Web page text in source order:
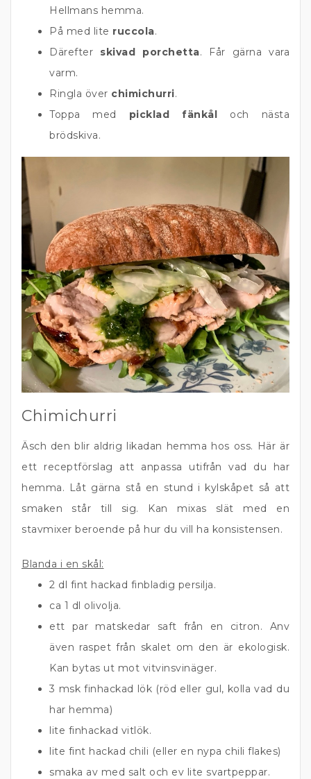
Hellmans hemma.
På med lite ruccola.
Därefter skivad porchetta. Får gärna vara
varm.
Ringla över chimichurri.
Toppa med picklad fänkål och nästa
brödskiva.
Chimichurri
Äsch den blir aldrig likadan hemma hos oss. Här är
ett receptförslag att anpassa utifrån vad du har
hemma. Låt gärna stå en stund i kylskåpet så att
smaken står till sig. Kan mixas slät med en
stavmixer beroende på hur du vill ha konsistensen.
Blanda i en skål:
2 dl fint hackad finbladig persilja.
ca 1 dl olivolja.
ett par matskedar saft från en citron. Anv
även raspet från skalet om den är ekologisk.
Kan bytas ut mot vitvinsvinäger.
3 mskfinhackad lök (röd eller gul, kolla vad du
har hemma)
lite finhackad vitlök.
lite fint hackad chili (eller en nypa chili flakes)
smaka av med salt och ev lite svartpeppar.